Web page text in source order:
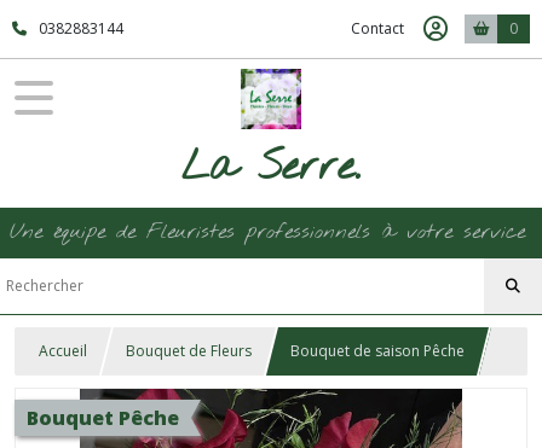
0382883144 Contact 0
La Serre.
Une équipe de Fleuristes professionnels à votre service
Accueil Bouquet de Fleurs Bouquet de saison Pêche
Bouquet Pêche